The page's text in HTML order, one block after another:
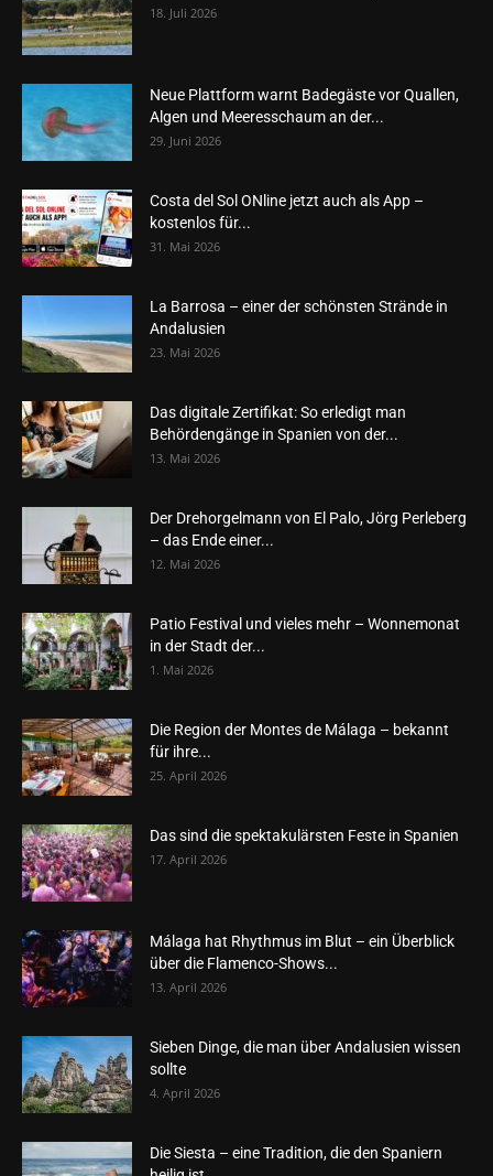
18. Juli 2026
Neue Plattform warnt Badegäste vor Quallen,
Algen und Meeresschaum an der...
29. Juni 2026
Costa del Sol ONline jetzt auch als App –
kostenlos für...
31. Mai 2026
La Barrosa – einer der schönsten Strände in
Andalusien
23. Mai 2026
Das digitale Zertifikat: So erledigt man
Behördengänge in Spanien von der...
13. Mai 2026
Der Drehorgelmann von El Palo, Jörg Perleberg
– das Ende einer...
12. Mai 2026
Patio Festival und vieles mehr – Wonnemonat
in der Stadt der...
1. Mai 2026
Die Region der Montes de Málaga – bekannt
für ihre...
25. April 2026
Das sind die spektakulärsten Feste in Spanien
17. April 2026
Málaga hat Rhythmus im Blut – ein Überblick
über die Flamenco-Shows...
13. April 2026
Sieben Dinge, die man über Andalusien wissen
sollte
4. April 2026
Die Siesta – eine Tradition, die den Spaniern